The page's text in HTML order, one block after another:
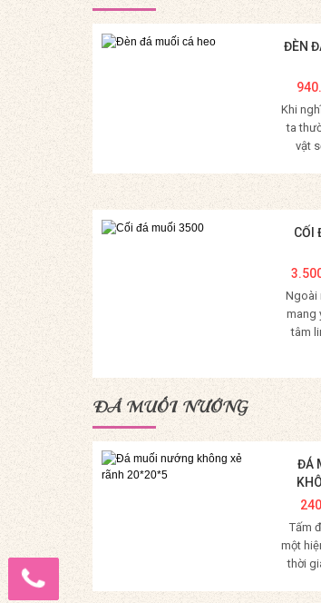
ĐÈN
Khi
ta
vật
CỐI
Ngoài
mang
tâm
ĐÁ MUỐI NƯỚNG
ĐÁ
Tấm
một
thời